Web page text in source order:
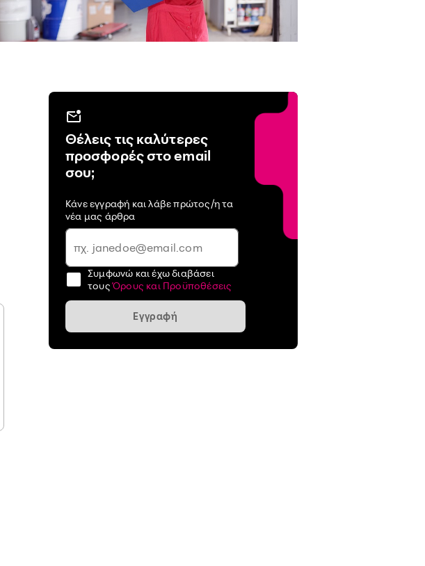
Θέλεις τις καλύτερες
προσφορές στο email
σου;
Κάνε εγγραφή και λάβε πρώτος/η τα
νέα μας άρθρα
Συμφωνώ και έχω διαβάσει
τουςΌρους και Προϋποθέσεις
Εγγραφή